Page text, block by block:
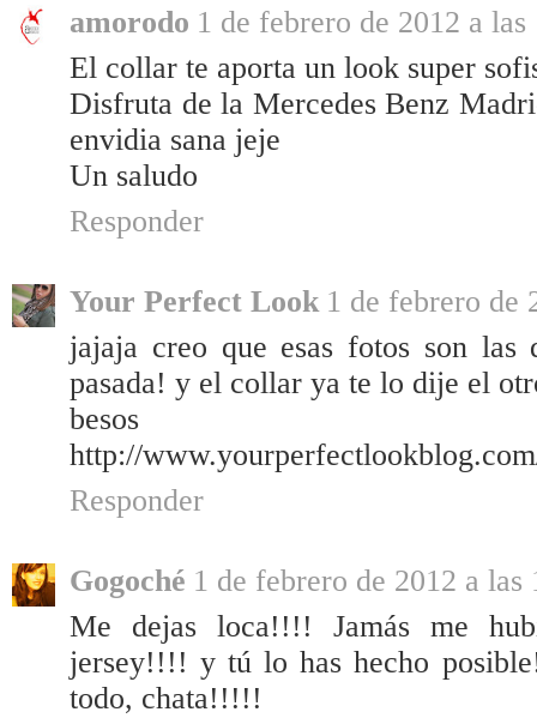
amorodo 1 de febrero de 2012 a las
El collar te aporta un look super
Disfruta de la Mercedes Benz
envidia sana jeje
Un saludo
Responder
Your Perfect Look 1 de febrero de
jajaja creo que esas fotos son
pasada! y el collar ya te lo dije el
besos
http://
Responder
Gogoché 1 de febrero de 2012 a las
Me dejas loca!!!! Jamás me
jersey!!!! y tú lo has hecho
todo, chata!!!!!